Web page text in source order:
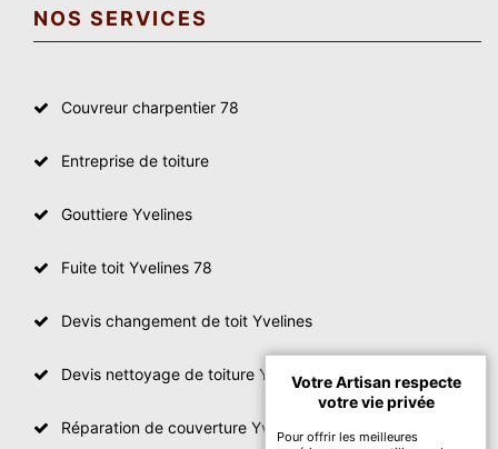
NOS SERVICES
Couvreur charpentier 78
Entreprise de toiture
Gouttiere Yvelines
Fuite toit Yvelines 78
Devis changement de toit Yvelines
Devis nettoyage de toiture Yvelines
Réparation de couverture Yvelines
Votre Artisan respecte
votre vie privée
Pour offrir les meilleures